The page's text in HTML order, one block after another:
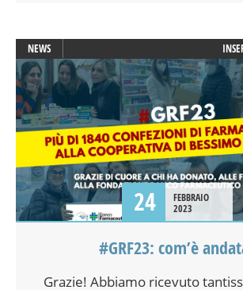
NEWS
24
FEBBRAIO
2023
#GRF23: com’è
Grazie! Abbiamo ricevuto